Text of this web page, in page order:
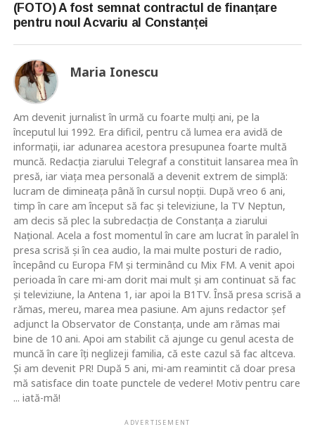
(FOTO) A fost semnat contractul de finanțare
pentru noul Acvariu al Constanței
Maria Ionescu
Am devenit jurnalist în urmă cu foarte mulţi ani, pe la
începutul lui 1992. Era dificil, pentru că lumea era avidă de
informaţii, iar adunarea acestora presupunea foarte multă
muncă. Redacţia ziarului Telegraf a constituit lansarea mea în
presă, iar viaţa mea personală a devenit extrem de simplă:
lucram de dimineaţa până în cursul nopţii. După vreo 6 ani,
timp în care am început să fac şi televiziune, la TV Neptun,
am decis să plec la subredacţia de Constanţa a ziarului
Naţional. Acela a fost momentul în care am lucrat în paralel în
presa scrisă şi în cea audio, la mai multe posturi de radio,
începând cu Europa FM şi terminând cu Mix FM. A venit apoi
perioada în care mi-am dorit mai mult şi am continuat să fac
şi televiziune, la Antena 1, iar apoi la B1TV. Însă presa scrisă a
rămas, mereu, marea mea pasiune. Am ajuns redactor şef
adjunct la Observator de Constanţa, unde am rămas mai
bine de 10 ani. Apoi am stabilit că ajunge cu genul acesta de
muncă în care îţi neglizeji familia, că este cazul să fac altceva.
Şi am devenit PR! După 5 ani, mi-am reamintit că doar presa
mă satisface din toate punctele de vedere! Motiv pentru care
... iată-mă!
ADVERTISEMENT